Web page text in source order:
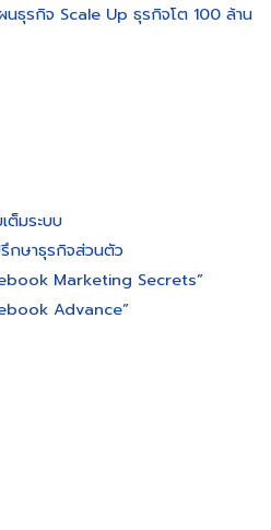
ธุรกิจ Scale Up ธุรกิจโต 100 ล้าน
ต็มระบบ
กษาธุรกิจส่วนตัว
Marketing Secrets”
Advance”